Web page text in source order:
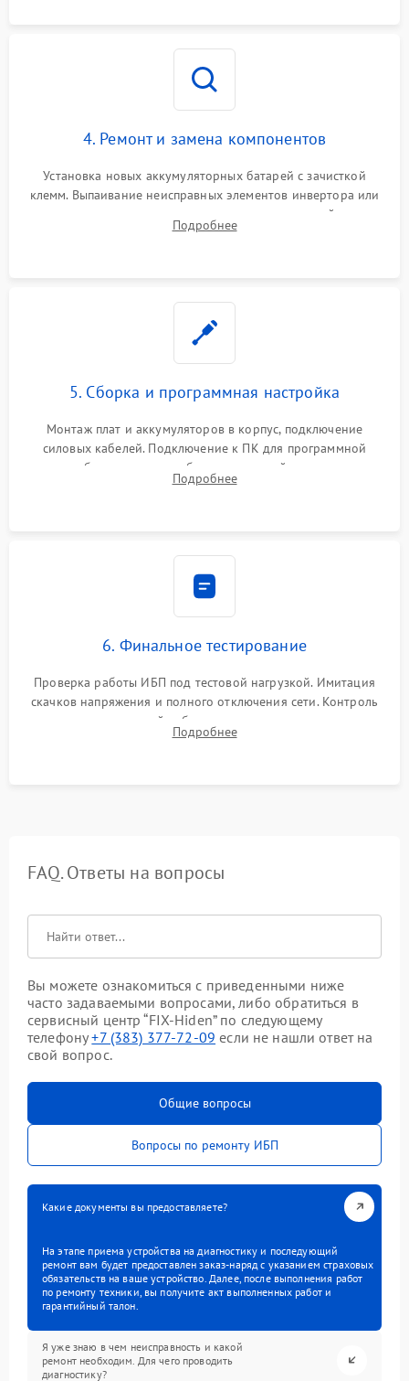
4. Ремонт и замена компонентов
Установка новых аккумуляторных батарей с зачисткой
клемм. Выпаивание неисправных элементов инвертора или
цепи зарядки и монтаж новых радиодеталей.
Восстановление поврежденных токоведущих дорожек и
Подробнее
5. Сборка и программная настройка
Монтаж плат и аккумуляторов в корпус, подключение
силовых кабелей. Подключение к ПК для программной
калибровки констант батареи, настройки порогов
срабатывания AVR и сброса счетчиков старения АКБ.
Подробнее
6. Финальное тестирование
Проверка работы ИБП под тестовой нагрузкой. Имитация
скачков напряжения и полного отключения сети. Контроль
времени автономной работы, температурного режима и
корректности формы выходного сигнала.
Подробнее
FAQ. Ответы на вопросы
Вы можете ознакомиться с приведенными ниже
часто задаваемыми вопросами, либо обратиться в
сервисный центр “FIX-Hiden” по следующему
телефону+7 (383) 377-72-09 если не нашли ответ на
свой вопрос.
Общие вопросы
Вопросы по ремонту ИБП
Какие документы вы предоставляете?
На этапе приема устройства на диагностику и последующий
ремонт вам будет предоставлен заказ-наряд с указанием страховых
обязательств на ваше устройство. Далее, после выполнения работ
по ремонту техники, вы получите акт выполненных работ и
гарантийный талон.
Я уже знаю в чем неисправность и какой
ремонт необходим. Для чего проводить
диагностику?